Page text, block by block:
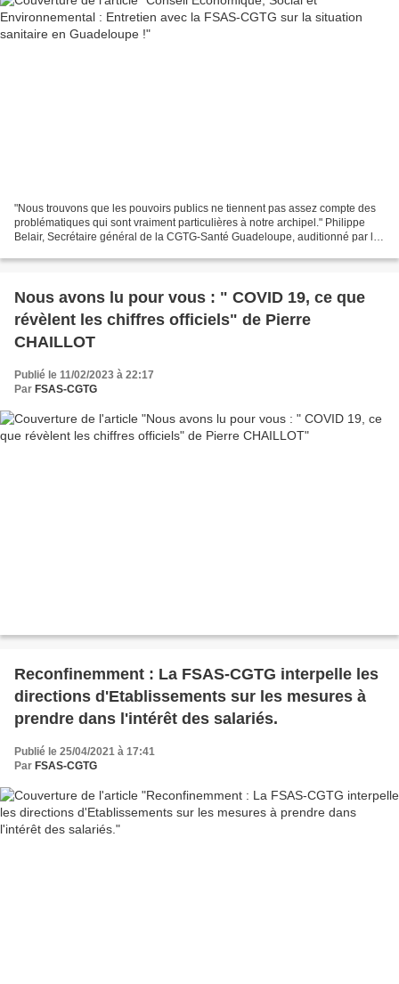
"Nous trouvons que les pouvoirs publics ne tiennent pas assez compte des
problématiques qui sont vraiment particulières à notre archipel." Philippe
Belair, Secrétaire général de la CGTG-Santé Guadeloupe, auditionné par la
Nous avons lu pour vous : " COVID 19, ce que
révèlent les chiffres officiels" de Pierre
CHAILLOT
Publié le 11/02/2023 à 22:17
Par FSAS-CGTG
Reconfinemment : La FSAS-CGTG interpelle les
directions d'Etablissements sur les mesures à
prendre dans l'intérêt des salariés.
Publié le 25/04/2021 à 17:41
Par FSAS-CGTG